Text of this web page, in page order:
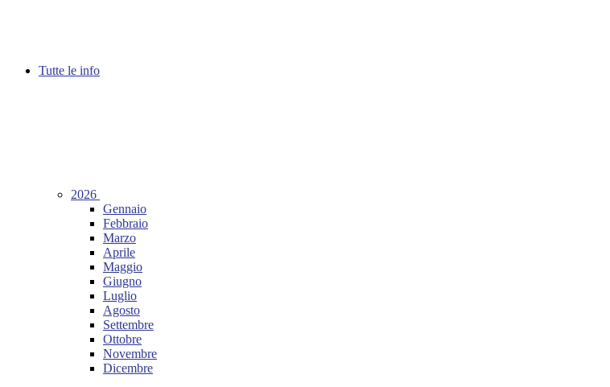
Tutte le info
2026
Gennaio
Febbraio
Marzo
Aprile
Maggio
Giugno
Luglio
Agosto
Settembre
Ottobre
Novembre
Dicembre